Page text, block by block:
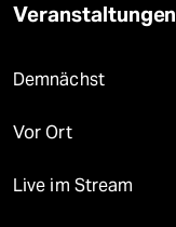
Veranstaltungen
Demnächst
Vor Ort
Live im Stream